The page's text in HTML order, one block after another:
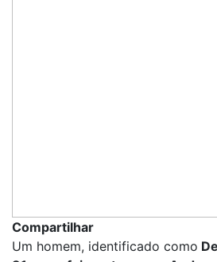
Compartilhar
Um homem, identificado como